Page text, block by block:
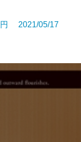
2021/05/17